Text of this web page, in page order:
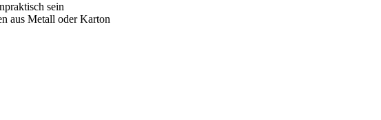
sein
aus Metall oder Karton